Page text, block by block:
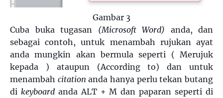
Gambar 3
Cuba buka tugasan (Microsoft Word) anda, dan
sebagai contoh, untuk menambah rujukan ayat
anda mungkin akan bermula seperti ( Merujuk
kepada ) ataupun (According to) dan untuk
menambah citationanda hanya perlu tekan butang
di keyboardanda ALT + M dan paparan seperti di